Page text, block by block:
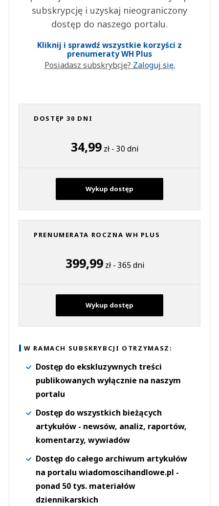
subskrypcję i uzyskaj nieograniczony
dostęp do naszego portalu.
Kliknij i sprawdź wszystkie korzyści z
prenumeraty WH Plus
Posiadasz subskrybcję? Zaloguj się.
DOSTĘP 30 DNI
34,99 zł - 30 dni
Wykup dostęp
PRENUMERATA ROCZNA WH PLUS
399,99zł - 365 dni
Wykup dostęp
W RAMACH SUBSKRYBCJI OTRZYMASZ:
Dostęp do ekskluzywnych treści
publikowanych wyłącznie na naszym
portalu
Dostęp do wszystkich bieżących
artykułów - newsów, analiz, raportów,
komentarzy, wywiadów
Dostęp do całego archiwum artykułów
na portalu wiadomoscihandlowe.pl -
ponad 50 tys. materiałów
dziennikarskich